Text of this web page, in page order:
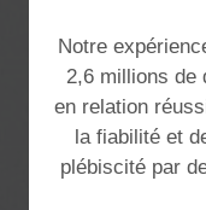
Notre
2,6 millions de
en relation
la fiabilité et
plébiscité par